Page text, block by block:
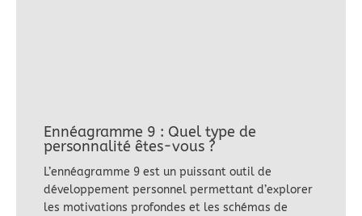
Ennéagramme 9 : Quel type de
personnalité êtes-vous ?
L’ennéagramme 9 est un puissant outil de
développement personnel permettant d’explorer
les motivations profondes et les schémas de